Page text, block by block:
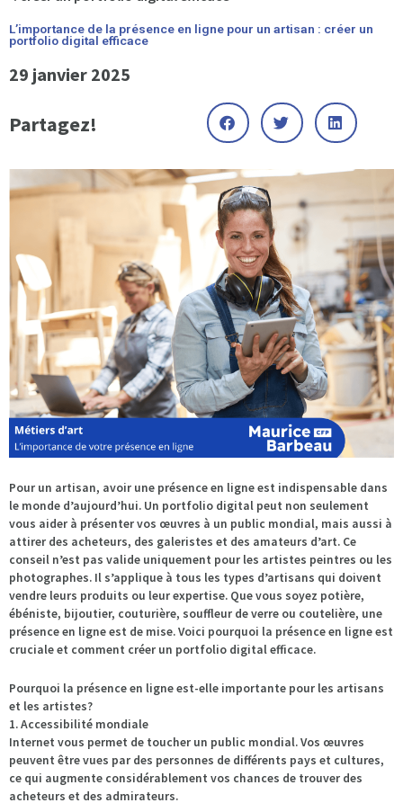
L’importance de la présence en ligne pour un artisan : créer un
portfolio digital efficace
29 janvier 2025
Partagez!
Pour un artisan, avoir une présence en ligne est indispensable dans
le monde d’aujourd’hui. Un portfolio digital peut non seulement
vous aider à présenter vos œuvres à un public mondial, mais aussi à
attirer des acheteurs, des galeristes et des amateurs d’art. Ce
conseil n’est pas valide uniquement pour les artistes peintres ou les
photographes. Il s’applique à tous les types d’artisans qui doivent
vendre leurs produits ou leur expertise. Que vous soyez potière,
ébéniste, bijoutier, couturière, souffleur de verre ou coutelière, une
présence en ligne est de mise. Voici pourquoi la présence en ligne est
cruciale et comment créer un portfolio digital efficace.
Pourquoi la présence en ligne est-elle importante pour les artisans
et les artistes?
1. Accessibilité mondiale
Internet vous permet de toucher un public mondial. Vos œuvres
peuvent être vues par des personnes de différents pays et cultures,
ce qui augmente considérablement vos chances de trouver des
acheteurs et des admirateurs.